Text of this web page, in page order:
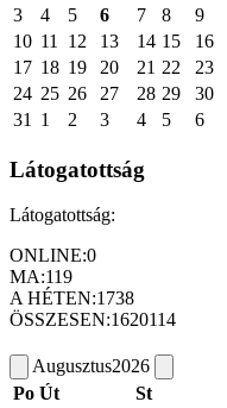
3
4 5 6 7 8
9
10 11 12 13 14 15
16
17 18 19 20 21 22
23
24 25 26 27 28 29
30
31
1 2 3 4 5 6
Látogatottság
Látogatottság:
ONLINE:0
MA:119
A HÉTEN:1738
ÖSSZESEN:1620114
Augusztus2026
Po Út St